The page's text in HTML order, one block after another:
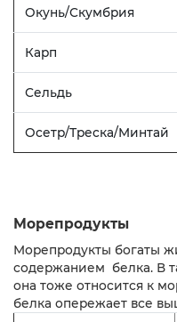
Окунь/Скумбрия
Карп
Сельдь
Осетр/Треска/Минтай
Морепродукты
Морепродукты богаты
содержанием белка. В
она тоже относится к
белка опережает все